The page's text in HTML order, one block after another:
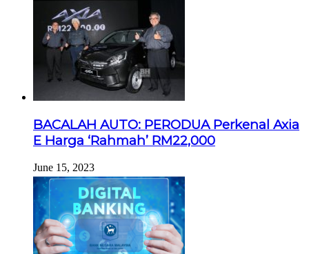
BACALAH AUTO: PERODUA Perkenal Axia
E Harga ‘Rahmah’ RM22,000
June 15, 2023